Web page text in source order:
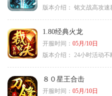
版本介绍： 铭文战高攻速
1.80经典火龙
开服时间： 05月/10日
版本介绍： 24小时活动
８０星王合击
开服时间： 05月/10日